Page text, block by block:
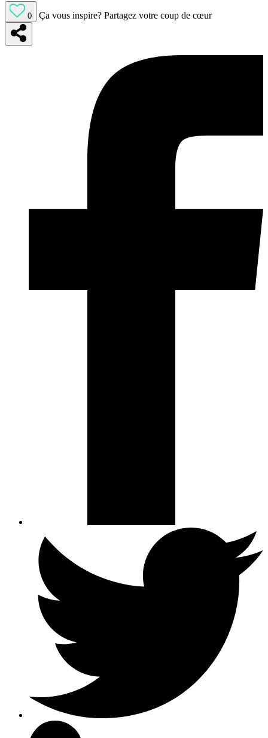
0 Ça vous inspire? Partagez votre coup de cœur